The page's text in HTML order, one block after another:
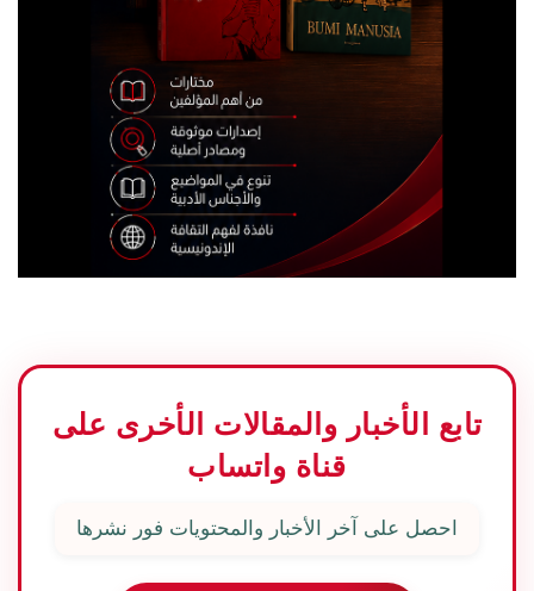
تابع الأخبار والمقالات الأخرى على
قناة واتساب
احصل على آخر الأخبار والمحتويات فور نشرها